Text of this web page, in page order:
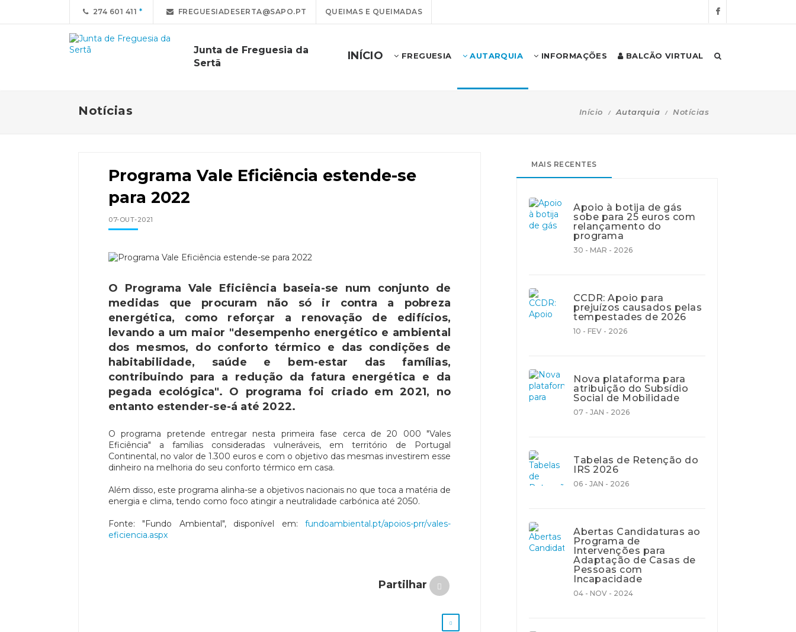
274 601 411 FREGUESIADESERTA@SAPO.PT QUEIMAS E QUEIMADAS
Junta de Freguesia da
Sertã
INÍCIO FREGUESIA AUTARQUIA INFORMAÇÕES BALCÃO VIRTUAL
Notícias Início Autarquia Notícias
Programa Vale Eficiência estende-se
para 2022
07-OUT-2021
O Programa Vale Eficiência baseia-se num conjunto de
medidas que procuram não só ir contra a pobreza
energética, como reforçar a renovação de edifícios,
levando a um maior "desempenho energético e ambiental
dos mesmos, do conforto térmico e das condições de
habitabilidade, saúde e bem-estar das famílias,
contribuindo para a redução da fatura energética e da
pegada ecológica". O programa foi criado em 2021, no
entanto estender-se-á até 2022.
O programa pretende entregar nesta primeira fase cerca de 20 000 "Vales
Eficiência" a famílias consideradas vulneráveis, em território de Portugal
Continental, no valor de 1.300 euros e com o objetivo das mesmas investirem esse
dinheiro na melhoria do seu conforto térmico em casa.
Além disso, este programa alinha-se a objetivos nacionais no que toca a matéria de
energia e clima, tendo como foco atingir a neutralidade carbónica até 2050.
Fonte: "Fundo Ambiental", disponível em: fundoambiental.pt/apoios-prr/vales-
eficiencia.aspx
Partilhar
MAIS RECENTES
Apoio à botija de gás
sobe para 25 euros com
relançamento do
programa
30 - MAR - 2026
CCDR: Apoio para
prejuízos causados pelas
tempestades de 2026
10 - FEV - 2026
Nova plataforma para
atribuição do Subsídio
Social de Mobilidade
07 - JAN - 2026
Tabelas de Retenção do
IRS 2026
06 - JAN - 2026
Abertas Candidaturas ao
Programa de
Intervenções para
Adaptação de Casas de
Pessoas com
Incapacidade
04 - NOV - 2024